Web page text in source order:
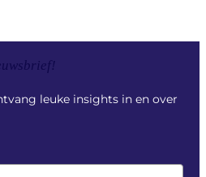
leuke insights in en over